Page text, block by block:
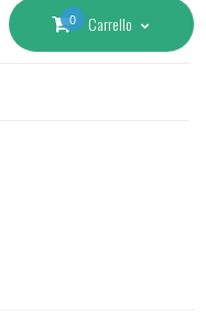
0 Carrello